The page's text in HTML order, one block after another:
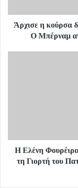
Άρχισε η κούρσα
Ο Μπέρναμ
Η Ελένη
τη Γιορτή του